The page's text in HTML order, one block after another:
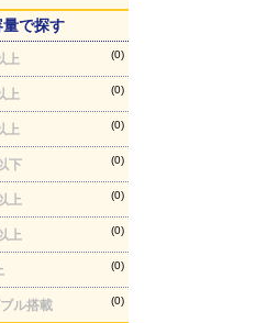
で探す
上 (0)
上 (0)
上 (0)
下 (0)
上 (0)
上 (0)
(0)
ル搭載 (0)